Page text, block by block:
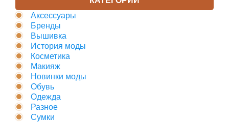
Аксессуары
Бренды
Вышивка
История моды
Косметика
Макияж
Новинки моды
Обувь
Одежда
Разное
Сумки